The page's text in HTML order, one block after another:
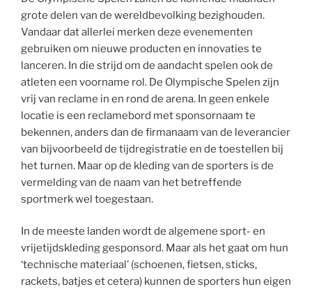
grote delen van de wereldbevolking bezighouden.
Vandaar dat allerlei merken deze evenementen
gebruiken om nieuwe producten en innovaties te
lanceren. In die strijd om de aandacht spelen ook de
atleten een voorname rol. De Olympische Spelen zijn
vrij van reclame in en rond de arena. In geen enkele
locatie is een reclamebord met sponsornaam te
bekennen, anders dan de firmanaam van de leverancier
van bijvoorbeeld de tijdregistratie en de toestellen bij
het turnen. Maar op de kleding van de sporters is de
vermelding van de naam van het betreffende
sportmerk wel toegestaan.
In de meeste landen wordt de algemene sport- en
vrijetijdskleding gesponsord. Maar als het gaat om hun
‘technische materiaal’ (schoenen, fietsen, sticks,
rackets, batjes et cetera) kunnen de sporters hun eigen